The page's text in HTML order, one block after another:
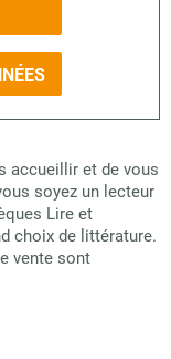
accueillir et de vous
soyez un lecteur
Lire et
choix de littérature.
vente sont